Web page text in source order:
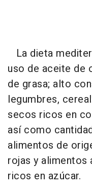
La dieta
uso de aceite de
de grasa; alto
legumbres,
secos ricos en
así como
alimentos de
rojas y
ricos en azúcar.